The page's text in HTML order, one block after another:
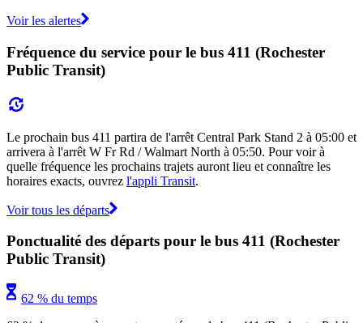
Voir les alertes
Fréquence du service pour le bus 411 (Rochester
Public Transit)
Le prochain bus 411 partira de l'arrêt Central Park Stand 2 à 05:00 et
arrivera à l'arrêt W Fr Rd / Walmart North à 05:50. Pour voir à
quelle fréquence les prochains trajets auront lieu et connaître les
horaires exacts, ouvrez l'appli Transit.
Voir tous les départs
Ponctualité des départs pour le bus 411 (Rochester
Public Transit)
62 % du temps